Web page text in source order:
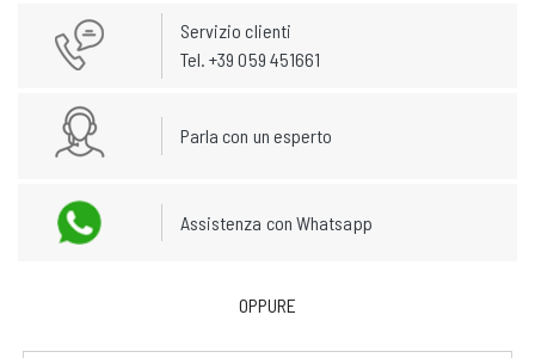
Servizio clienti
Tel. +39 059 451661
Parla con un esperto
Assistenza con Whatsapp
OPPURE